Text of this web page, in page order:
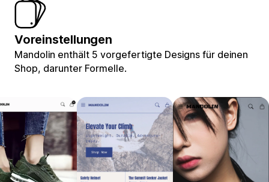
Voreinstellungen
Mandolin enthält 5 vorgefertigte Designs für deinen
Shop, darunter Formelle.